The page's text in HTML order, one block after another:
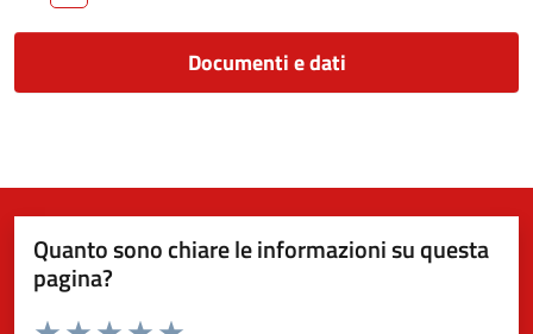
Documenti e dati
Quanto sono chiare le informazioni su questa
pagina?
Valuta da 1 a 5 stelle la pagina